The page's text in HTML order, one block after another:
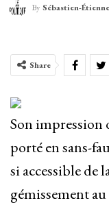
By Sébastien-Étienne
Share
Son impression
porté en sans-
si accessible de
gémissement